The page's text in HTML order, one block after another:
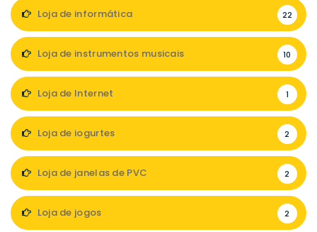
Loja de informática 22
Loja de instrumentos musicais 10
Loja de Internet 1
Loja de iogurtes 2
Loja de janelas de PVC 2
Loja de jogos 2